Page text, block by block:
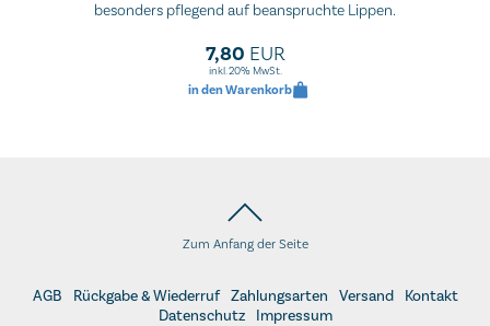
besonders pflegend auf beanspruchte Lippen.
7,80 EUR
inkl. 20% MwSt.
in den Warenkorb
Zum Anfang der Seite
AGB Rückgabe & Wiederruf Zahlungsarten Versand
Kontakt
Datenschutz
Impressum